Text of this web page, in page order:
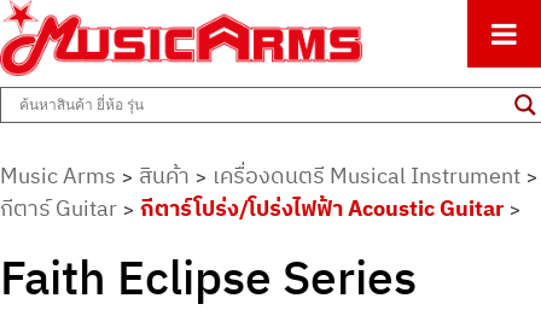
Music Arms
ศูนย์รวมครื่องดนตรีทุกชนิด ตั้งแต่เริ่มต้นถึงมืออาชีพ
Music Arms > สินค้า > เครื่องดนตรี Musical Instrument >
กีตาร์ Guitar > กีตาร์โปร่ง/โปร่งไฟฟ้า Acoustic Guitar >
Faith Eclipse Series